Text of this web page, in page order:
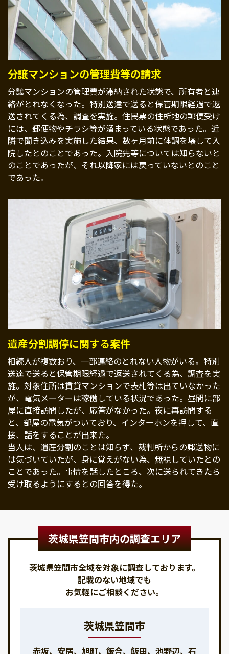
分譲マンションの管理費等の請求
分譲マンションの管理費が滞納された状態で、所有者と連
絡がとれなくなった。特別送達で送ると保管期限経過で返
送されてくる為、調査を実施。住民票の住所地の郵便受け
には、郵便物やチラシ等が溜まっている状態であった。近
隣で聞き込みを実施した結果、数ヶ月前に体調を壊して入
院したとのことであった。入院先等については知らないと
のことであったが、それ以降家には戻っていないとのこと
であった。
遺産分割調停に関する案件
相続人が複数おり、一部連絡のとれない人物がいる。特別
送達で送ると保管期限経過で返送されてくる為、調査を実
施。対象住所は賃貸マンションで表札等は出ていなかった
が、電気メーターは稼働している状況であった。昼間に部
屋に直接訪問したが、応答がなかった。夜に再訪問する
と、部屋の電気がついており、インターホンを押して、直
接、話をすることが出来た。
当人は、遺産分割のことは知らず、裁判所からの郵送物に
は気づいていたが、身に覚えがない為、無視していたとの
ことであった。事情を話したところ、次に送られてきたら
受け取るようにするとの回答を得た。
茨城県笠間市内の調査エリア
茨城県笠間市全域を対象に調査しております。
記載のない地域でも
お気軽にご相談ください。
茨城県笠間市
赤坂、安居、旭町、飯合、飯田、池野辺、石